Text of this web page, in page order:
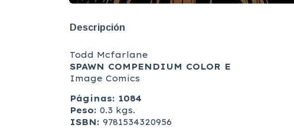
Descripción
Todd Mcfarlane
SPAWN COMPENDIUM COLOR E
Image Comics
Páginas: 1084
Peso: 0.3 kgs.
ISBN: 9781534320956